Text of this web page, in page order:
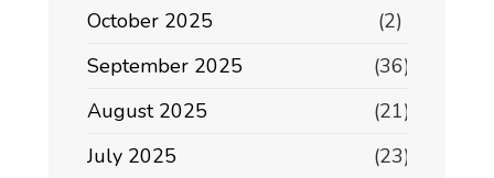
October 2025
(2)
September 2025
(36)
August 2025
(21)
July 2025
(23)